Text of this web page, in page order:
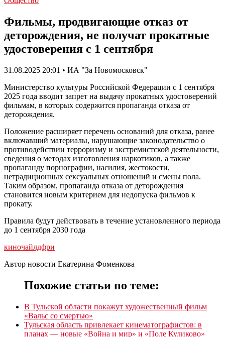
Фильмы, продвигающие отказ от
деторождения, не получат прокатные
удостоверения с 1 сентября
31.08.2025 20:01 • ИА "За Новомосковск"
Министерство культуры Российской Федерации с 1 сентября
2025 года вводит запрет на выдачу прокатных удостоверений
фильмам, в которых содержится пропаганда отказа от
деторождения.
Положение расширяет перечень оснований для отказа, ранее
включавший материалы, нарушающие законодательство о
противодействии терроризму и экстремистской деятельности,
сведения о методах изготовления наркотиков, а также
пропаганду порнографии, насилия, жестокости,
нетрадиционных сексуальных отношений и смены пола.
Таким образом, пропаганда отказа от деторождения
становится новым критерием для недопуска фильмов к
прокату.
Правила будут действовать в течение установленного периода
до 1 сентября 2030 года
киночайлдфри
Автор новости Екатерина Фоменкова
Похожие статьи по теме:
В Тульской области покажут художественный фильм
«Вальс со смертью»
Тульская область привлекает кинематографистов: в
планах — новые «Война и мир» и «Поле Куликово»